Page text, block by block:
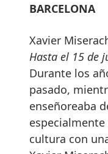
BARCELONA
Xavier
Hasta el 15 de
Durante los
pasado,
enseñoreaba
cultura con